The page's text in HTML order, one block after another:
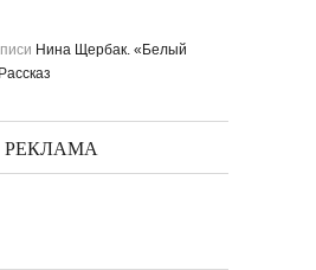
Нина Щербак. «Белый
РЕКЛАМА